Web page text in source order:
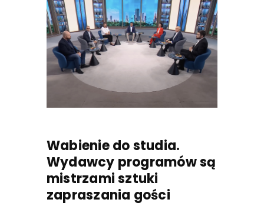
Wabienie do studia.
Wydawcy programów są
mistrzami sztuki
zapraszania gości